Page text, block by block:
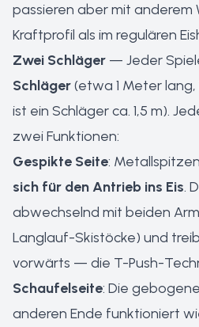
passieren aber mit anderem
Kraftprofil als im regulären
Zwei Schläger — Jeder
Schläger(etwa 1 Meter lang,
ist ein Schläger ca. 1,5 m).
zwei Funktionen:
Gespikte Seite:
sich für den Antrieb ins Eis.
abwechselnd mit beiden
Langlauf-Skistöcke) und
vorwärts — die T-Push-
Schaufelseite: Die
anderen Ende funktioniert